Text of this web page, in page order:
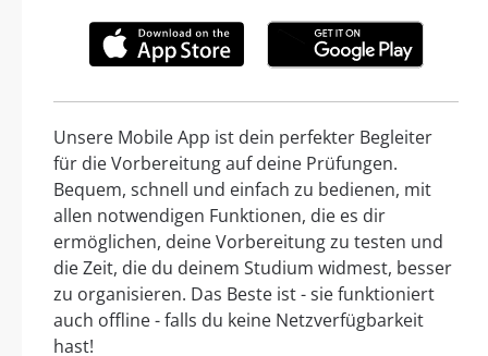
Unsere Mobile App ist dein perfekter Begleiter
für die Vorbereitung auf deine Prüfungen.
Bequem, schnell und einfach zu bedienen, mit
allen notwendigen Funktionen, die es dir
ermöglichen, deine Vorbereitung zu testen und
die Zeit, die du deinem Studium widmest, besser
zu organisieren. Das Beste ist - sie funktioniert
auch offline - falls du keine Netzverfügbarkeit
hast!